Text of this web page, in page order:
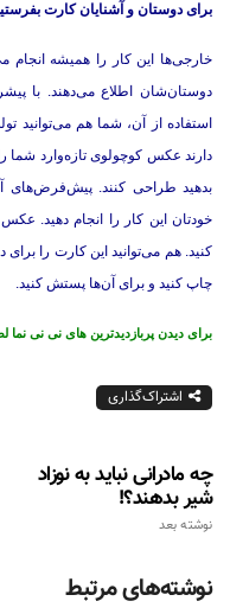
برای دوستان و آشنایان کارت
خارجی‌ها این کار را همیشه انجام
دوستان‌شان اطلاع می‌دهند. با
استفاده از آن، شما هم می‌توانید
دارند عکس کوچولوی تازه‌وارد شما
بدهید طراحی کنند. پیش‌فرض‌های
خودتان این کار را انجام دهید.
کنید. هم می‌توانید این کارت را برای
چاپ کنید و برای آن‌ها پستش کنید.
برای دیدن پربازدیدترین های نی نی نما
اشتراک‌گذاری
چه مادرانی نباید به نوزاد
شیر بدهند؟!
نوشته بعد
نوشته‌های مرتبط